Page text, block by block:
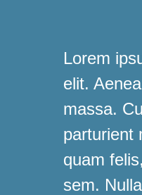
Lorem
elit.
massa.
parturient
quam
sem.